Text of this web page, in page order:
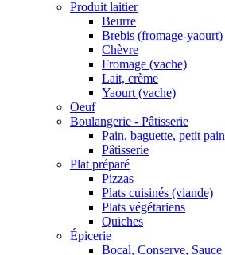
Produit laitier
Beurre
Brebis (fromage-yaourt)
Chèvre
Fromage (vache)
Lait, crème
Yaourt (vache)
Oeuf
Boulangerie - Pâtisserie
Pain, baguette, petit pain
Pâtisserie
Plat préparé
Pizzas
Plats cuisinés (viande)
Plats végétariens
Quiches
Épicerie
Bocal, Conserve, Sauce